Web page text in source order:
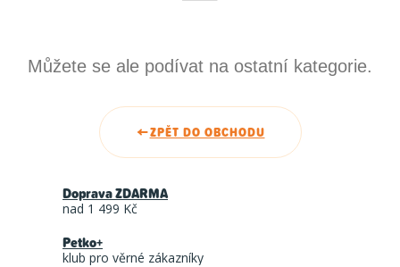
Můžete se ale podívat na ostatní kategorie.
ZPĚT DO OBCHODU
Doprava ZDARMA
nad 1 499 Kč
Petko+
klub pro věrné zákazníky